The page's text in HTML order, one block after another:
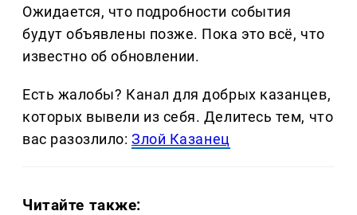
Ожидается, что подробности события
будут объявлены позже. Пока это всё, что
известно об обновлении.
Есть жалобы? Канал для добрых казанцев,
которых вывели из себя. Делитеcь тем, что
вас разозлило:Злой Казанец
Читайте также: